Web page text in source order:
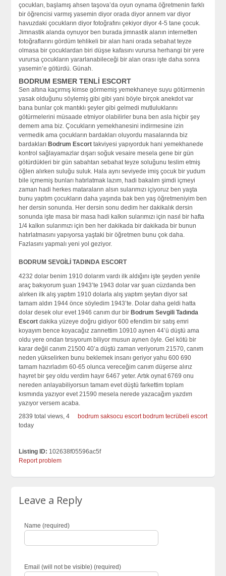
çocukları, başlamış ahsen taşova’da oyun oynama öğretmenin farklı
bir öğrencisi varmış yasemin diyor orada diyor annem var diyor
havuzdaki çocukların diyor fotoğrafını çekiyor diyor 4-5 tane çocuk.
Jimnastik alanda oynuyor ben burada jimnastik alanın internetten
fotoğraflarını gördüm tehlikeli bir alan hani orada sebahat teyze
olmasa bir çocuklardan biri düşse kafasını vurursa herhangi bir yere
vurursa çocukların yararlanabileceği bir alan orası işte daha sonra
yasemin’e götürdü. Günah.
BODRUM ESMER TENLİ ESCORT
Sen altına kaçırmış kimse görmemiş yemekhaneye suyu götürmenin
yasak olduğunu söylemiş gibi gibi yani böyle birçok anekdot var
bana bunlar çok mantıklı şeyler gibi gelmedi mutluluklarını
götürmelerini müsaade etmiyor olabilirler buna ben asla hiçbir şey
demem ama biz. Çocukların yemekhanesini indirmesine izin
vermedik ama çocukların bardakları oluyordu masalarında biz
bardaklarıBodrum Escort takviyesi yapıyorduk hani yemekhanede
kontrol sağlayamazlar dışarı soğuk vesaire mesela gene bir gün
götürdükleri bir gün sabahtan sebahat teyze soluğunu teslim etmiş
öğlen alırken suluğu suluk. Hala aynı seviyede imiş çocuk bir yudum
bile içmemiş bunları hatırlatmak lazım, hadi bakalım şimdi içmeyi
zaman hadi herkes mataraların alsın sularımızı içiyoruz ben yaşta
bunu yaptım çocukların daha yaşında bak ben yaş öğretmeniyim ben
her dersin sonunda. Her dersin sonu dedim her dakikalık dersin
sonunda işte masa bir masa hadi kalkın sularımızı için nasıl bir hafta
1/4 kalkın sularımızı için ben her dakikada bir dakikada bir bunun
hatırlatmasını yapıyorsa yaştaki bir öğretmen bunu çok daha.
Fazlasını yapmalı yeni yol geziyor.
BODRUM SEVGİLİ TADINDA ESCORT
4232 dolar benim 1910 dolarım vardı ilk aldığını işte şeyden yenile
araç bakıyorum şuan 1943’te 1943 dolar var şuan cüzdanda ben
alırken ilk alış yaptım 1910 dolarla alış yaptım şeytan diyor sat
tamam aldın 1944 önce söyledim 1943’te. Dolar daha geldi hatta
dolar desek olur evet 1946 canım dur birBodrum Sevgili Tadında
Escort dakika yüzeye doğru gidiyor 600 efendim bir satış emri
koyayım bence koyacağız zannettim 10910 aynen 44’ü düştü ama
oldu yere ondan tırsıyorum biliyor musun aynen öyle. Gel kötü bir
karar değil canım 21500 40’a düştü zaman veriyorum 21570, canım
neden yükselirken bunu beklemek insanı geriyor yahu 600 690
tamam hazırladım 60-65 olunca vereceğim canım düşerse alırız
hayret bir şey oldu verdim hayır 6467 yeter. Artık oynat 6769 onu
nereden anlayabiliyorsun tamam evet düştü farkettim toplam
kısmında yazıyor evet 21590 mesela nerede yazacağım yazdım
yazıyor versem acaba.
bodrum saksocu escort bodrum tecrübeli escort
2839 total views, 4
today
Listing ID: 102638f05596ac5f
Report problem
Leave a Reply
Name (required)
Email (will not be visible) (required)